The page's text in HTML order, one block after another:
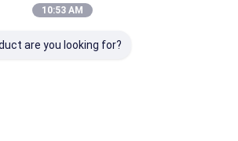
10:53 AM
are you looking for?